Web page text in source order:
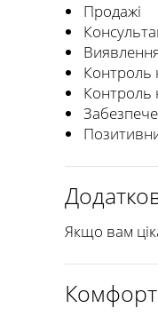
Продажі
Контроль
Контроль
Якщо вам